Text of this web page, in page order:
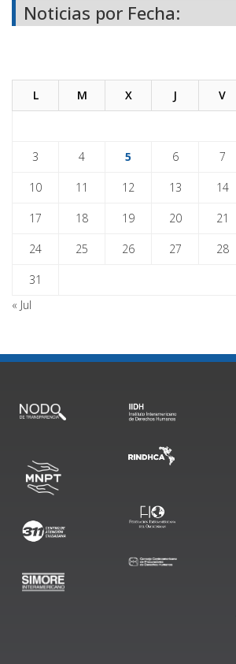
Noticias por Fecha:
L M X J V
3 4 5 6 7
10 11 12 13 14
17 18 19 20 21
24 25 26 27 28
31
« Jul